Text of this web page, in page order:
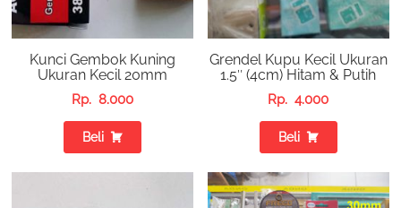
Kunci Gembok Kuning
Ukuran Kecil 20mm
Rp. 8.000
Beli
Grendel Kupu Kecil Ukuran
1.5″ (4cm) Hitam & Putih
Rp. 4.000
Beli